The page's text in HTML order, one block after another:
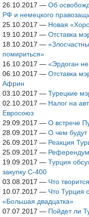
26.10.2017 — Об
РФ и немецкого
25.10.2017 — Новая
19.10.2017 — Отставка
18.10.2017 —
помириться»
16.10.2017 — «Эрдоган
06.10.2017 — Отставка
Африн
03.10.2017 — Турецкие
02.10.2017 — Налог на
Евросоюз
29.09.2017 — О встрече
28.09.2017 — О чем будут
26.09.2017 — Реакция
25.09.2017 — Референдум
19.09.2017 — Турция
закупку С-400
03.08.2017 — Что
10.07.2017 — Что Турция
«Большая двадцатка»
07.07.2017 — Пойдет ли